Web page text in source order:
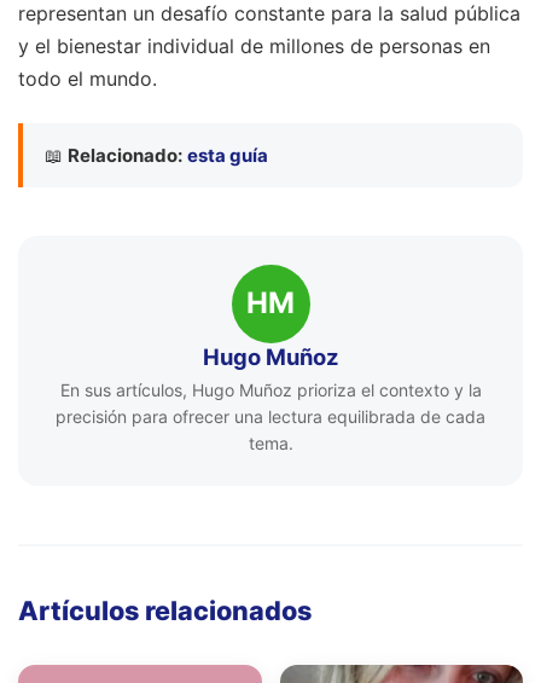
representan un desafío constante para la salud pública
y el bienestar individual de millones de personas en
todo el mundo.
📖 Relacionado: esta guía
HM
Hugo Muñoz
En sus artículos, Hugo Muñoz prioriza el contexto y la
precisión para ofrecer una lectura equilibrada de cada
tema.
Artículos relacionados